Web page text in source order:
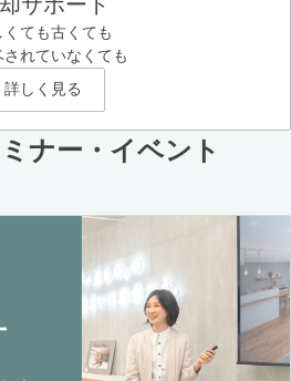
くても古くても
されていなくても
詳しく見る
ナー・イベント